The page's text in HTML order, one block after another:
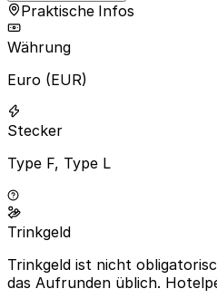
Praktische Infos
Währung
Euro (EUR)
Stecker
Type F, Type L
Trinkgeld
Trinkgeld ist nicht
das Aufrunden üblich.